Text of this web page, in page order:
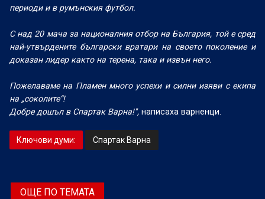
периоди и в румънския футбол.
С над 20 мача за националния отбор на България, той е сред
най-утвърдените български вратари на своето поколение и
доказан лидер както на терена, така и извън него.
Пожелаваме на Пламен много успехи и силни изяви с екипа
на „соколите“!
Добре дошъл в Спартак Варна!", написаха варненци.
Ключови думи: Спартак Варна
ОЩЕ ПО ТЕМАТА